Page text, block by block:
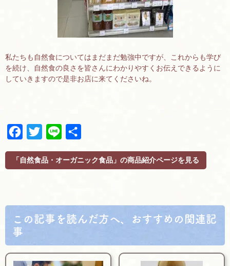
私たちも自然食についてはまだまだ勉強中ですが、これからも学び
を続け、自然食の良さを皆さんにわかりやすくお伝えできるように
していきますので是非お店に来てくださいね。
c
o
k
w
i
r
「自然食品・オーガニック食品」の商品紹介ページを見る
この記事を読んだ方へ、おすすめの関連記
事